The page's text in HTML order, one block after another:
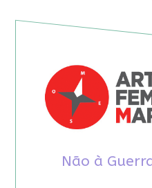
Não à